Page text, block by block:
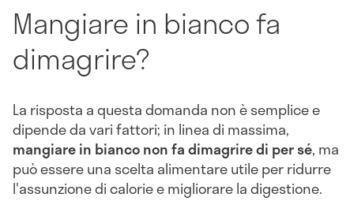
Mangiare in bianco fa
dimagrire?
La risposta a questa domanda non è semplice e
dipende da vari fattori; in linea di massima,
mangiare in bianco non fa dimagrire di per sé, ma
può essere una scelta alimentare utile per ridurre
l'assunzione di calorie e migliorare la digestione.